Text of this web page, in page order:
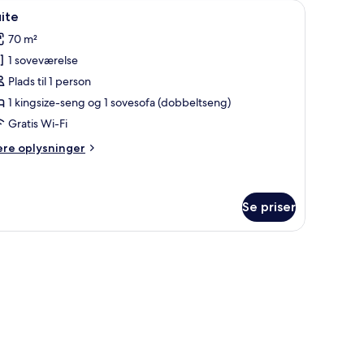
sofabord, et skrivebord og en lampe.Et moderne hotelværelse med en stor seng,
6
70 m²
1 soveværelse
Plads til 1 person
1 kingsize-seng og 1 sovesofa (dobbeltseng)
Gratis Wi-Fi
oplysninger
Se priser